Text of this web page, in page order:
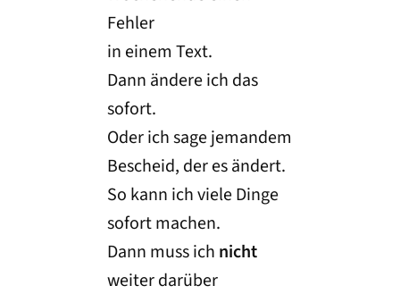
Fehler
in einem Text.
Dann ändere ich das
sofort.
Oder ich sage jemandem
Bescheid, der es ändert.
So kann ich viele Dinge
sofort machen.
Dann muss ich nicht
weiter darüber